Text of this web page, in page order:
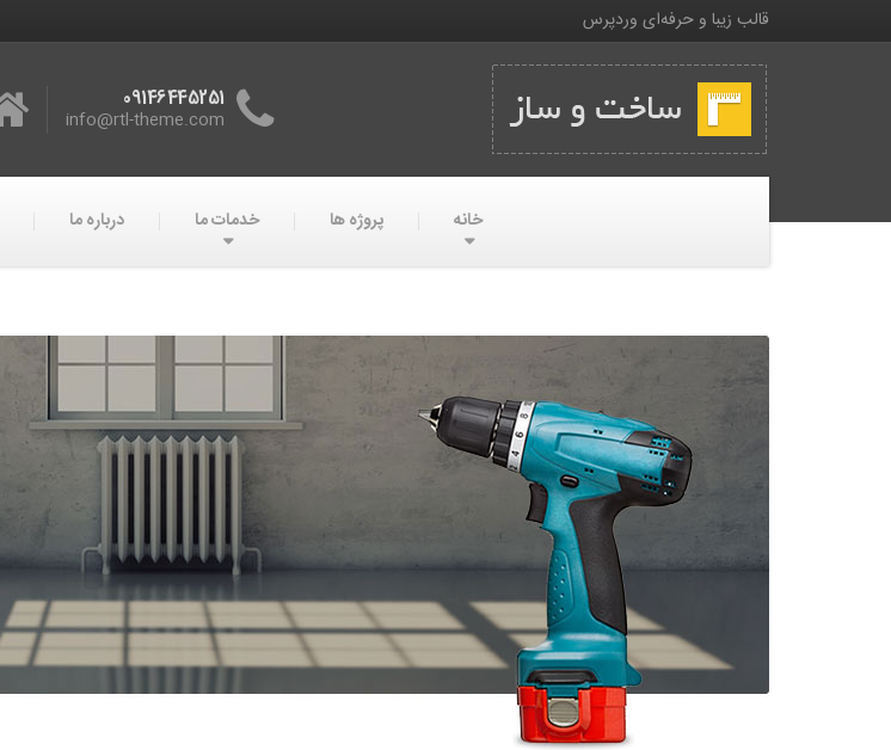
قالب زیبا و حرفه‌ای وردپرس
09146445251
info@rtl-theme.com
خانه پروژه ها خدمات ما درباره ما